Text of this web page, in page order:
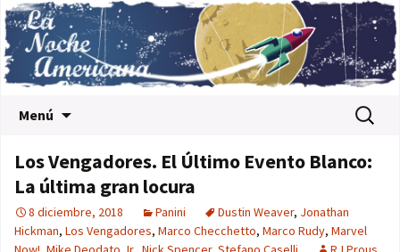
Menú Buscar:
Los Vengadores. El Último Evento Blanco:
La última gran locura
8 diciembre, 2018 Panini Dustin Weaver, Jonathan
Hickman, Los Vengadores, Marco Checchetto, Marco Rudy, Marvel